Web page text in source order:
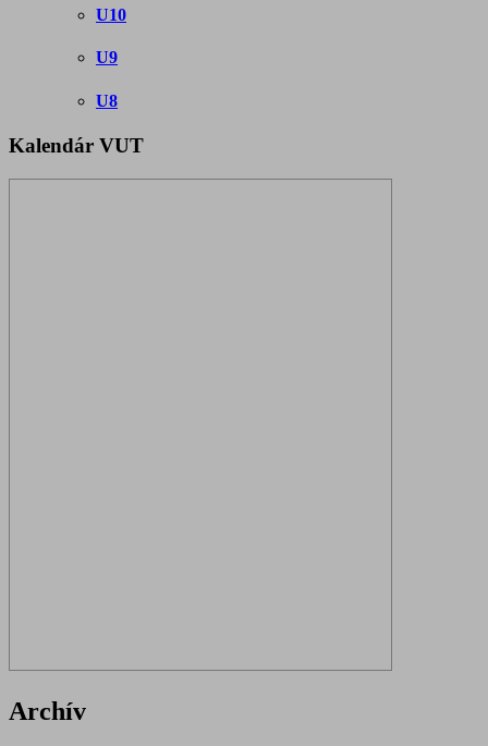
U10
U9
U8
Kalendár VUT
Archív